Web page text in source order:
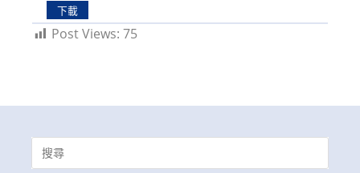
下載
Post Views: 75
Search
for: